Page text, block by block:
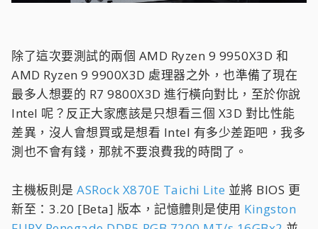
除了這次要測試的兩個 AMD Ryzen 9 9950X3D 和
AMD Ryzen 9 9900X3D 處理器之外，也準備了現在
最多人想要的 R7 9800X3D 進行橫向對比，至於你說
Intel 呢？反正大家應該是只想看三個 X3D 對比性能
差異，沒人會想買或是想看 Intel 有多少差距吧，我多
測也不會有錢，那就不要浪費我的時間了。
主機板則是 ASRock X870E Taichi Lite 並將 BIOS 更
新至：3.20 [Beta] 版本，記憶體則是使用 Kingston